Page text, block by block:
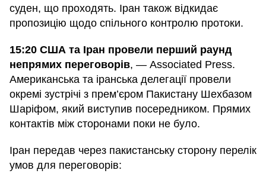
суден, що проходять. Іран також відкидає
пропозицію щодо спільного контролю протоки.
15:20 США та Іран провели перший раунд
непрямих переговорів, — Associated Press.
Американська та іранська делегації провели
окремі зустрічі з прем’єром Пакистану Шехбазом
Шаріфом, який виступив посередником. Прямих
контактів між сторонами поки не було.
Іран передав через пакистанську сторону перелік
умов для переговорів: